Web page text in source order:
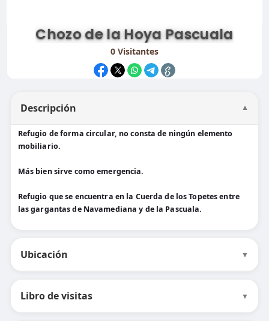
Chozo de la Hoya Pascuala
0Visitantes
Descripción ▼
Refugio de forma circular, no consta de ningún elemento
mobiliario.
Más bien sirve como emergencia.
Refugio que se encuentra en la Cuerda de los Topetes entre
las gargantas de Navamediana y de la Pascuala.
Ubicación ▼
Libro de visitas ▼